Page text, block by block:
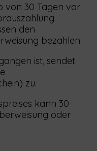
von 30 Tagen vor
den
bezahlen.
ist, sendet
zu.
kann 30
oder